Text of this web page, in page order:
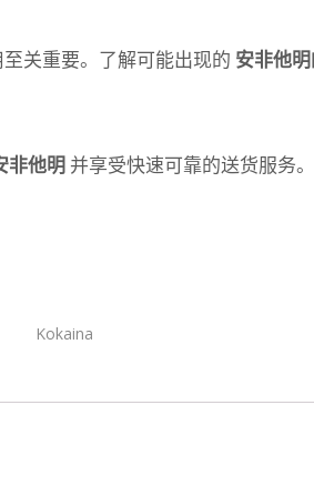
关重要。了解可能出现的 安非他
非他明 并享受快速可靠的送货服务
Kokaina